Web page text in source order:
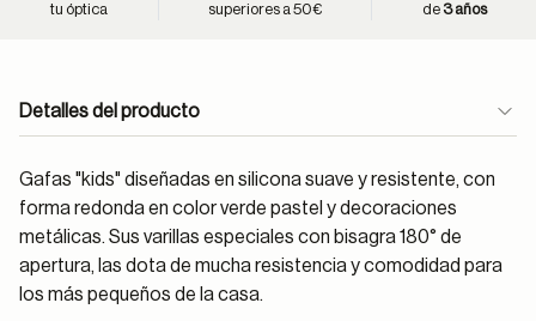
tu óptica
superiores a 50€
de 3 años
Detalles del producto
Gafas "kids" diseñadas en silicona suave y resistente, con
forma redonda en color verde pastel y decoraciones
metálicas. Sus varillas especiales con bisagra 180° de
apertura, las dota de mucha resistencia y comodidad para
los más pequeños de la casa.